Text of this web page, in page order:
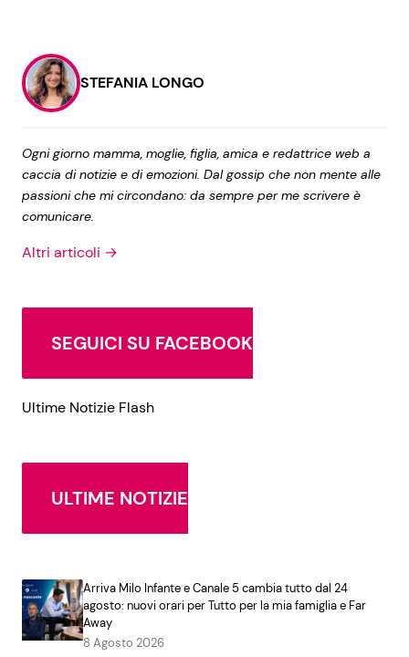
STEFANIA LONGO
Ogni giorno mamma, moglie, figlia, amica e redattrice web a
caccia di notizie e di emozioni. Dal gossip che non mente alle
passioni che mi circondano: da sempre per me scrivere è
comunicare.
Altri articoli →
SEGUICI SU FACEBOOK
Ultime Notizie Flash
ULTIME NOTIZIE
Arriva Milo Infante e Canale 5 cambia tutto dal 24
agosto: nuovi orari per Tutto per la mia famiglia e Far
Away
8 Agosto 2026